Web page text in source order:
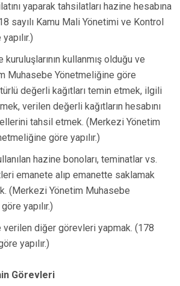
yaparak tahsilatları hazine hesabına
sayılı Kamu Mali Yönetimi ve Kontrol
kuruluşlarının kullanmış olduğu ve
Muhasebe Yönetmeliğine göre
değerli kağıtları temin etmek, ilgili
verilen değerli kağıtların hesabını
tahsil etmek. (Merkezi Yönetim
göre yapılır.)
hazine bonoları, teminatlar vs.
emanete alıp emanette saklamak
(Merkezi Yönetim Muhasebe
yapılır.)
verilen diğer görevleri yapmak. (178
yapılır.)
Görevleri